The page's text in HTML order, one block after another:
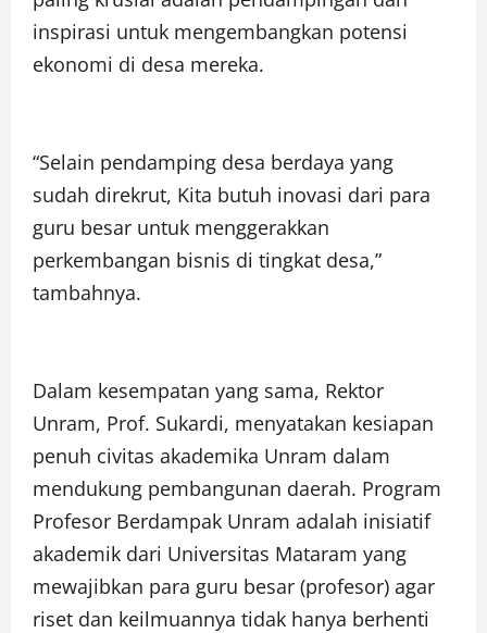
inspirasi untuk mengembangkan potensi
ekonomi di desa mereka.
“Selain pendamping desa berdaya yang
sudah direkrut, Kita butuh inovasi dari para
guru besar untuk menggerakkan
perkembangan bisnis di tingkat desa,”
tambahnya.
Dalam kesempatan yang sama, Rektor
Unram, Prof. Sukardi, menyatakan kesiapan
penuh civitas akademika Unram dalam
mendukung pembangunan daerah. Program
Profesor Berdampak Unram adalah inisiatif
akademik dari Universitas Mataram yang
mewajibkan para guru besar (profesor) agar
riset dan keilmuannya tidak hanya berhenti